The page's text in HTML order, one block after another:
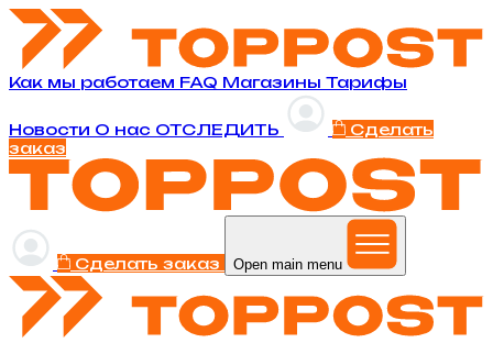
Как мы работаем FAQ Магазины Тарифы
Новости O нас ОТСЛЕДИТЬ
Сделать
заказ
Сделать заказ Open main menu